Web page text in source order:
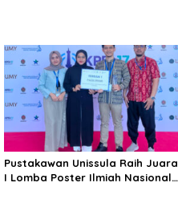
Pustakawan Unissula Raih Juara
I Lomba Poster Ilmiah Nasional